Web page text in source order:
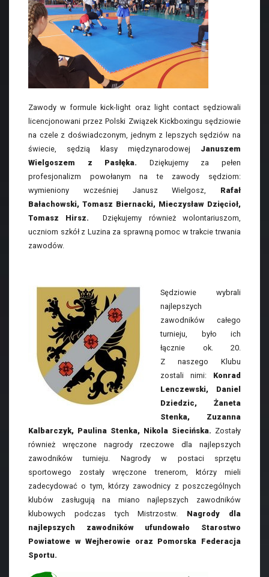
Zawody w formule kick-light oraz light contact sędziowali
licencjonowani przez Polski Związek Kickboxingu sędziowie
na czele z doświadczonym, jednym z lepszych sędziów na
świecie, sędzią klasy międzynarodowej Januszem
Wielgoszem z Pasłęka. Dziękujemy za pełen
profesjonalizm powołanym na te zawody sędziom:
wymieniony wcześniej Janusz Wielgosz, Rafał
Bałachowski, Tomasz Biernacki, Mieczysław Dzięcioł,
Tomasz Hirsz. Dziękujemy również wolontariuszom,
uczniom szkół z Luzina za sprawną pomoc w trakcie trwania
zawodów.
Sędziowie wybrali
najlepszych
zawodników całego
turnieju, było ich
łącznie ok. 20.
Z naszego Klubu
zostali nimi: Konrad
Lenczewski, Daniel
Dziedzic, Żaneta
Stenka, Zuzanna
Kalbarczyk, Paulina Stenka, Nikola Siecińska. Zostały
również wręczone nagrody rzeczowe dla najlepszych
zawodników turnieju. Nagrody w postaci sprzętu
sportowego zostały wręczone trenerom, którzy mieli
zadecydować o tym, którzy zawodnicy z poszczególnych
klubów zasługują na miano najlepszych zawodników
klubowych podczas tych Mistrzostw. Nagrody dla
najlepszych zawodników ufundowało Starostwo
Powiatowe w Wejherowie oraz Pomorska Federacja
Sportu.